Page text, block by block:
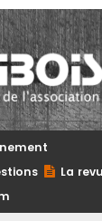
La